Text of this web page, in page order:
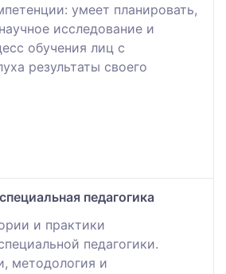
умеет планировать,
исследование и
обучения лиц с
результаты своего
педагогика
и практики
педагогики.
методология и